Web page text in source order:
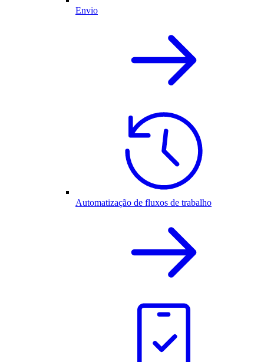
Envio
Automatização de fluxos de trabalho